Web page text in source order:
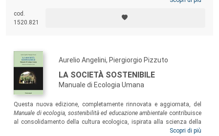
organizzativi di aziende private, ma, soprattutto, in istituzioni
pubbliche e comunità urbane di varie dimensioni, dove si pone come
cod.
1520.821
Aurelio Angelini, Piergiorgio Pizzuto
LA SOCIETÀ SOSTENIBILE
Manuale di Ecologia Umana
Questa nuova edizione, completamente rinnovata e aggiornata, del
Manuale di ecologia, sostenibilità ed educazione ambientale contribuisce
al consolidamento della cultura ecologica, ispirata alla scienza della
sostenibilità. Un libro rivolto a un pubblico sempre più ampio di
Scopri di più